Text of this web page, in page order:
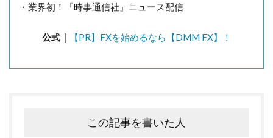
・業界初！『時事通信社』ニュース配信
公式｜ 【PR】FXを始めるなら【DMM FX】！
この記事を書いた人